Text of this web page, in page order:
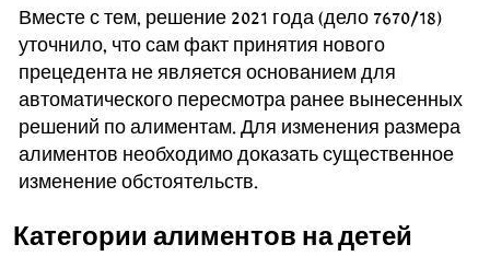
Вместе с тем, решение 2021 года (дело 7670/18)
уточнило, что сам факт принятия нового
прецедента не является основанием для
автоматического пересмотра ранее вынесенных
решений по алиментам. Для изменения размера
алиментов необходимо доказать существенное
изменение обстоятельств.
Категории алиментов на детей